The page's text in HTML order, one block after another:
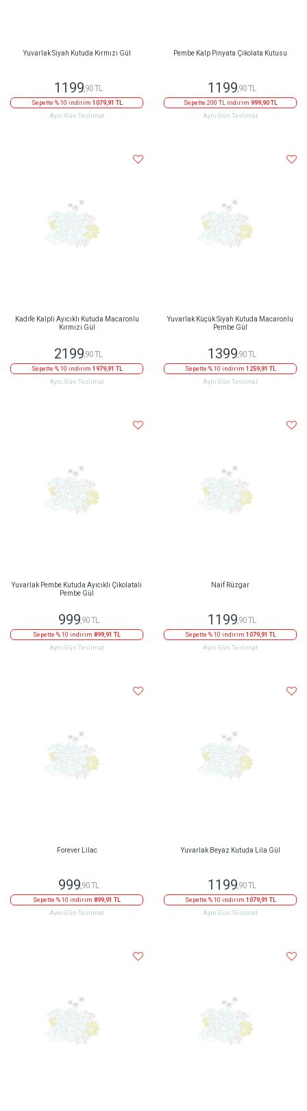
Yuvarlak Siyah Kutuda Kırmızı Gül
1199,90 TL
Sepette % 10 indirim 1079,91 TL
Aynı Gün Teslimat
Pembe Kalp Pinyata Çikolata Kutusu
1199,90 TL
Sepette 200 TL indirim 999,90 TL
Aynı Gün Teslimat
Kadife Kalpli Ayıcıklı Kutuda Macaronlu
Kırmızı Gül
2199,90 TL
Sepette % 10 indirim1979,91 TL
Aynı Gün Teslimat
Yuvarlak Küçük Siyah Kutuda Macaronlu
Pembe Gül
1399,90 TL
Sepette % 10 indirim1259,91 TL
Aynı Gün Teslimat
Yuvarlak Pembe Kutuda Ayıcıklı Çikolatalı
Pembe Gül
999,90 TL
Sepette % 10 indirim899,91 TL
Aynı Gün Teslimat
Naif Rüzgar
1199,90 TL
Sepette % 10 indirim1079,91 TL
Aynı Gün Teslimat
Forever Lilac
999,90 TL
Sepette % 10 indirim899,91 TL
Aynı Gün Teslimat
Yuvarlak Beyaz Kutuda Lila Gül
1199,90 TL
Sepette % 10 indirim1079,91 TL
Aynı Gün Teslimat